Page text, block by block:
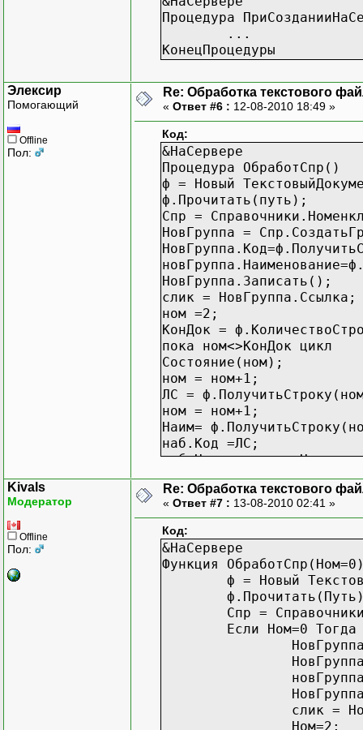
Процедура
...
КонецПроцедуры
Элексир
Помогающий
Offline
Пол:
Re: Обработка текстового
« Ответ #6 : 12-08-2010 18:49 »
Код:
&НаСервере
Процедура ОбработСпр()
ф = Новый
ф.Прочитать(путь);
Спр =
НовГруппа =
НовГруппа.Записать();
слик = НовГруппа.Ссылка;
ном =2;
КонДок =
пока ном<>КонДок цикл
Состояние(ном);
ном = ном+1;
ЛС =
ном = ном+1;
Наим=
наб.Код =ЛС;
наб.Наименование=Наим;
наб.Родитель=слик;
наб.Записать();
КонецЦикла;
КонецПроцедуры
&НаКлиенте
Процедура
ОбработСпр();
КонецПроцедуры
Kivals
Модератор
Offline
Пол:
Re: Обработка текстового
« Ответ #7 : 13-08-2010 02:41 »
Код:
&НаСервере
Функция
ф = Новый
Спр =
Если Ном=0 Тогда
слик =
Ном=2;